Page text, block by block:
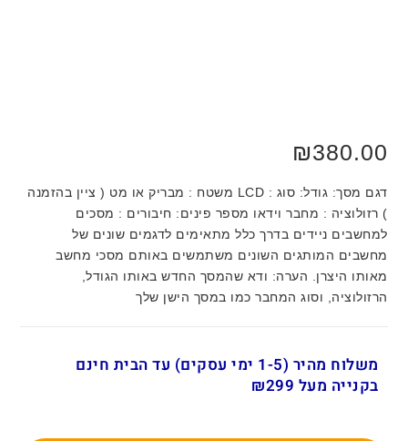
₪380.00
דגם מסך: גודל: סוג : LCD משטח : מבריק או מט ( ציין בהזמנה
) רזולוציה : מחבר וידאו מספר פינים: חיבורים : מסכים
למחשבים ניידים בדרך כלל מתאימים לדגמים שונים של
מחשבים המותגים השונים משתמשים באותם מסכי מחשב
מאותו היצרן. הערה: ודא שהמסך החדש באותו הגודל,
הרזולוציה, וסוג המחבר כמו במסך הישן שלך
משלוח מהיר (1-5 ימי עסקים) עד הבית חינם
בקנייה מעל ₪299